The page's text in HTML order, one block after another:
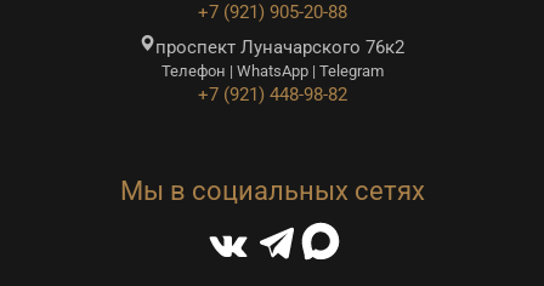
+7 (921) 905-20-88
проспект Луначарского 76к2
Телефон | WhatsApp | Telegram
+7 (921) 448-98-82
Мы в социальных сетях